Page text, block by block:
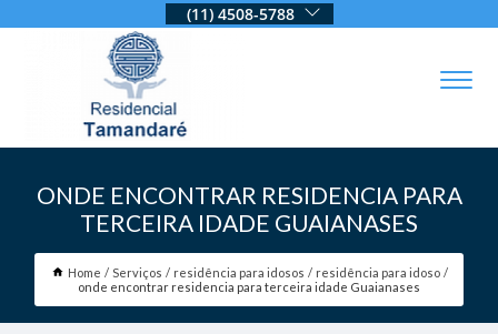
(11) 4508-5788
ONDE ENCONTRAR RESIDENCIA PARA
TERCEIRA IDADE GUAIANASES
Home Serviços residência para idosos
residência para idoso
onde encontrar residencia para terceira idade Guaianases